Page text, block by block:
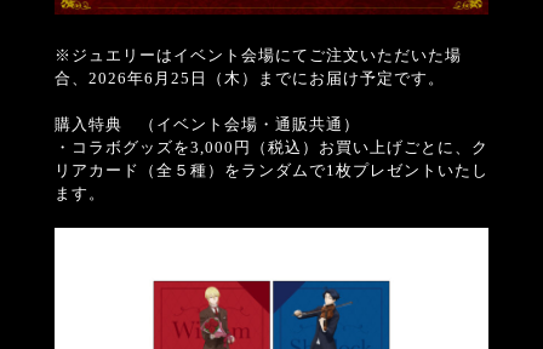
※ジュエリーはイベント会場にてご注文いただいた場
合、2026年6月25日（木）までにお届け予定です。
購入特典 （イベント会場・通販共通）
・コラボグッズを3,000円（税込）お買い上げごとに、ク
リアカード（全５種）をランダムで1枚プレゼントいたし
ます。